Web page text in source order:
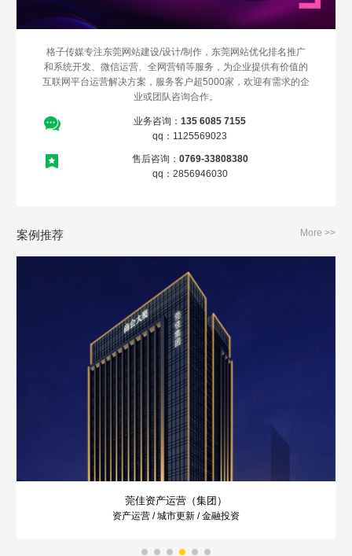
格子传媒专注东莞网站建设/设计/制作，东莞网站优化排名推广
和系统开发、微信运营、全网营销等服务，为企业提供有价值的
互联网平台运营解决方案，服务客户超5000家，欢迎有需求的企
业或团队咨询合作。
业务咨询： 135 6085 7155
qq：1125569023
售后咨询： 0769-33808380
qq：2856946030
案例推荐 More >>
莞佳资产运营（集团）
资产运营 / 城市更新 / 金融投资
Are you ready?
不怕就请留下您的需求及联系方式，我们会第一时间送上问候的。